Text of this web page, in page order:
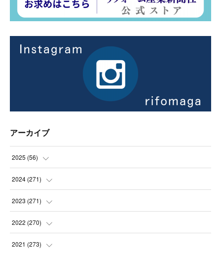
アーカイブ
2025 (56)
(14
(21
(21
2024 (271)
(21
(22
(23
2023 (271)
(22
(23
2022 (270)
(23
2021 (273)